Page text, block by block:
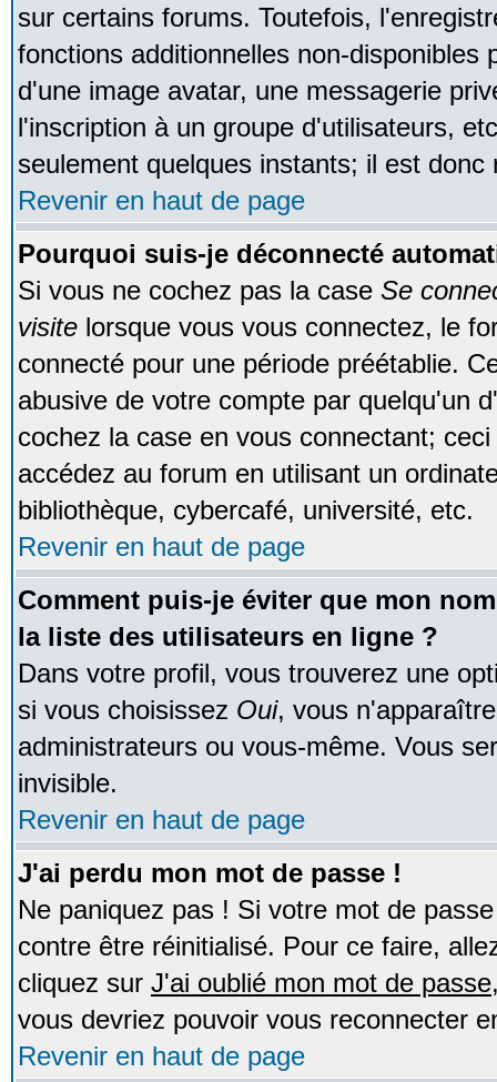
sur certains forums. Toutefois,
fonctions additionnelles non-disponibles
d'une image avatar, une messagerie
l'inscription à un groupe d'utilisateurs,
seulement quelques instants; il est
Revenir en haut de page
Pourquoi suis-je déconnecté
Si vous ne cochez pas la case Se
visite lorsque vous vous connectez, le
connecté pour une période préétablie.
abusive de votre compte par quelqu'un
cochez la case en vous connectant;
accédez au forum en utilisant un
bibliothèque, cybercafé, université, etc.
Revenir en haut de page
Comment puis-je éviter que mon
la liste des utilisateurs en ligne ?
Dans votre profil, vous trouverez une
si vous choisissez Oui, vous
administrateurs ou vous-même. Vous
invisible.
Revenir en haut de page
J'ai perdu mon mot de passe !
Ne paniquez pas ! Si votre mot de
contre être réinitialisé. Pour ce faire,
cliquez sur J'ai oublié mon mot de passe
vous devriez pouvoir vous reconnecter
Revenir en haut de page